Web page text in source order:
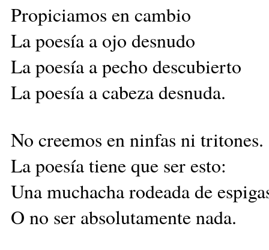
Propiciamos en cambio
La poesía a ojo desnudo
La poesía a pecho descubierto
La poesía a cabeza desnuda.
No creemos en ninfas ni tritones.
La poesía tiene que ser esto:
Una muchacha rodeada de
O no ser absolutamente nada.